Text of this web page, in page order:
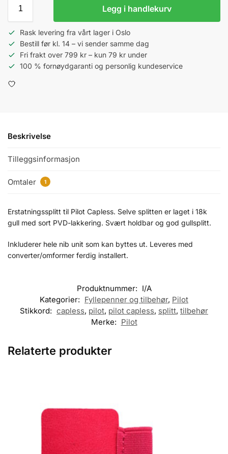
Legg i handlekurv
Rask levering fra vårt lager i Oslo
Bestill før kl. 14 – vi sender samme dag
Fri frakt over 799 kr – kun 79 kr under
100 % fornøydgaranti og personlig kundeservice
Beskrivelse
Tilleggsinformasjon
Omtaler 1
Erstatningssplitt til Pilot Capless. Selve splitten er laget i 18k
gull med sort PVD-lakkering. Svært holdbar og god gullsplitt.
Inkluderer hele nib unit som kan byttes ut. Leveres med
converter/omformer ferdig installert.
Produktnummer: I/A
Kategorier: Fyllepenner og tilbehør, Pilot
Stikkord: capless, pilot, pilot capless, splitt, tilbehør
Merke: Pilot
Relaterte produkter